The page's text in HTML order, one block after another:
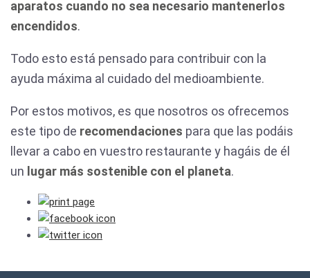
aparatos cuando no sea necesario mantenerlos
encendidos.
Todo esto está pensado para contribuir con la
ayuda máxima al cuidado del medioambiente.
Por estos motivos, es que nosotros os ofrecemos
este tipo de recomendaciones para que las podáis
llevar a cabo en vuestro restaurante y hagáis de él
un lugar más sostenible con el planeta.